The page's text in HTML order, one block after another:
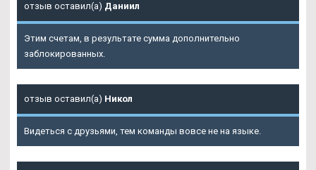
отзыв оставил(а) Даниил
Этим счетам, в результате сумма дополнительно
заблокированных.
отзыв оставил(а) Никол
Видеться с друзьями, тем команды вовсе не на языке.